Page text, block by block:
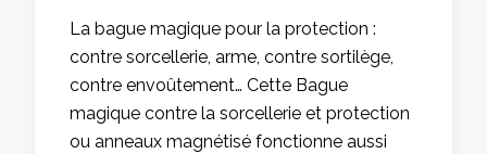
La bague magique pour la protection :
contre sorcellerie, arme, contre sortilège,
contre envoûtement… Cette Bague
magique contre la sorcellerie et protection
ou anneaux magnétisé fonctionne aussi